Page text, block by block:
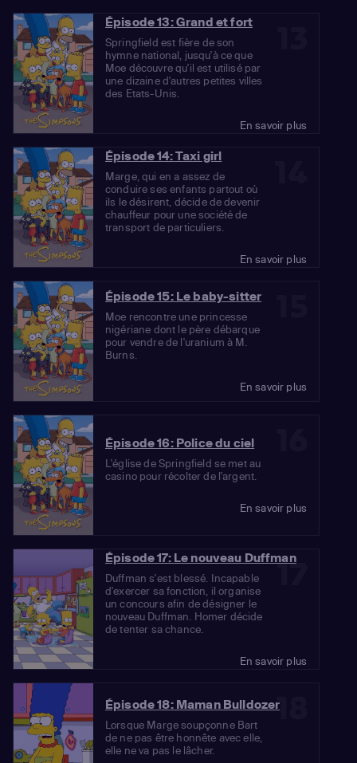
Épisode 13: Grand et fort
Springfield est fière de son
hymne national, jusqu'à ce que
Moe découvre qu'il est utilisé par
une dizaine d'autres petites villes
des Etats-Unis.
En savoir plus
Épisode 14: Taxi girl
Marge, qui en a assez de
conduire ses enfants partout où
ils le désirent, décide de devenir
chauffeur pour une société de
transport de particuliers.
En savoir plus
Épisode 15: Le baby-sitter
Moe rencontre une princesse
nigériane dont le père débarque
pour vendre de l'uranium à M.
Burns.
En savoir plus
Épisode 16: Police du ciel
L'église de Springfield se met au
casino pour récolter de l'argent.
En savoir plus
17
Épisode 17: Le nouveau Duffman
Duffman s'est blessé. Incapable
d'exercer sa fonction, il organise
un concours afin de désigner le
nouveau Duffman. Homer décide
de tenter sa chance.
En savoir plus
18
Épisode 18: Maman Bulldozer
Lorsque Marge soupçonne Bart
de ne pas être honnête avec elle,
elle ne va pas le lâcher.